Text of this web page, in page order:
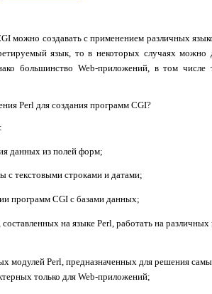
можно создавать с применением различных
язык, то в некоторых случаях можно
большинство Web-приложений, в том числе
Perlдля создания программ CGI?
данных из полей форм;
с текстовыми строками и датами;
программCGI с базами данных;
, составленных на языке Perl , работать на
модулейPerl, предназначенных для решения
только для Web-приложений;